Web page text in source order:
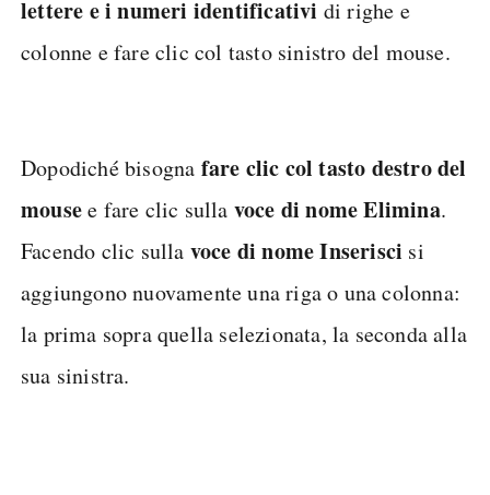
lettere e i numeri identificativi di righe e
colonne e fare clic col tasto sinistro del mouse.
Dopodiché bisogna fare clic col tasto destro del
mousee fare clic sulla voce di nome Elimina.
Facendo clic sulla voce di nome Inserisci si
aggiungono nuovamente una riga o una colonna:
la prima sopra quella selezionata, la seconda alla
sua sinistra.